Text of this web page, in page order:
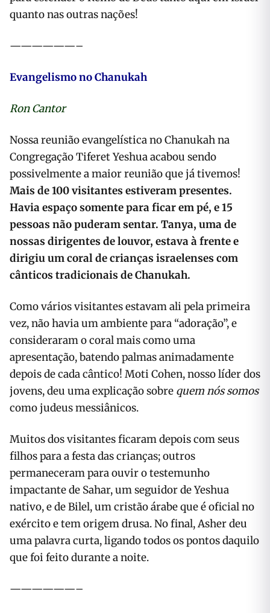
quanto nas outras nações!
——————–
Evangelismo no Chanukah
Ron Cantor
Nossa reunião evangelística no Chanukah na
Congregação Tiferet Yeshua acabou sendo
possivelmente a maior reunião que já tivemos!
Mais de 100 visitantes estiveram presentes.
Havia espaço somente para ficar em pé, e 15
pessoas não puderam sentar. Tanya, uma de
nossas dirigentes de louvor, estava à frente e
dirigiu um coral de crianças israelenses com
cânticos tradicionais de Chanukah.
Como vários visitantes estavam ali pela primeira
vez, não havia um ambiente para “adoração”, e
consideraram o coral mais como uma
apresentação, batendo palmas animadamente
depois de cada cântico! Moti Cohen, nosso líder dos
jovens, deu uma explicação sobre quem nós somos
como judeus messiânicos.
Muitos dos visitantes ficaram depois com seus
filhos para a festa das crianças; outros
permaneceram para ouvir o testemunho
impactante de Sahar, um seguidor de Yeshua
nativo, e de Bilel, um cristão árabe que é oficial no
exército e tem origem drusa. No final, Asher deu
uma palavra curta, ligando todos os pontos daquilo
que foi feito durante a noite.
——————–